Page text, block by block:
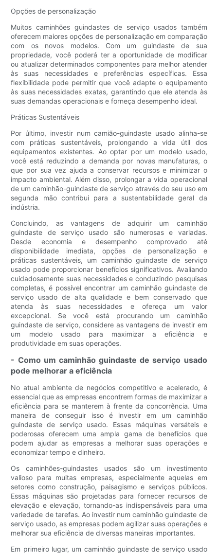
Opções de personalização
Muitos caminhões guindastes de serviço usados ​​também
oferecem maiores opções de personalização em comparação
com os novos modelos. Com um guindaste de sua
propriedade, você poderá ter a oportunidade de modificar
ou atualizar determinados componentes para melhor atender
às suas necessidades e preferências específicas. Essa
flexibilidade pode permitir que você adapte o equipamento
às suas necessidades exatas, garantindo que ele atenda às
suas demandas operacionais e forneça desempenho ideal.
Práticas Sustentáveis
Por último, investir num camião-guindaste usado alinha-se
com práticas sustentáveis, prolongando a vida útil dos
equipamentos existentes. Ao optar por um modelo usado,
você está reduzindo a demanda por novas manufaturas, o
que por sua vez ajuda a conservar recursos e minimizar o
impacto ambiental. Além disso, prolongar a vida operacional
de um caminhão-guindaste de serviço através do seu uso em
segunda mão contribui para a sustentabilidade geral da
indústria.
Concluindo, as vantagens de adquirir um caminhão
guindaste de serviço usado são numerosas e variadas.
Desde economia e desempenho comprovado até
disponibilidade imediata, opções de personalização e
práticas sustentáveis, um caminhão guindaste de serviço
usado pode proporcionar benefícios significativos. Avaliando
cuidadosamente suas necessidades e conduzindo pesquisas
completas, é possível encontrar um caminhão guindaste de
serviço usado de alta qualidade e bem conservado que
atenda às suas necessidades e ofereça um valor
excepcional. Se você está procurando um caminhão
guindaste de serviço, considere as vantagens de investir em
um modelo usado para maximizar a eficiência e
produtividade em suas operações.
- Como um caminhão guindaste de serviço usado
pode melhorar a eficiência
No atual ambiente de negócios competitivo e acelerado, é
essencial que as empresas encontrem formas de maximizar a
eficiência para se manterem à frente da concorrência. Uma
maneira de conseguir isso é investir em um caminhão
guindaste de serviço usado. Essas máquinas versáteis e
poderosas oferecem uma ampla gama de benefícios que
podem ajudar as empresas a melhorar suas operações e
economizar tempo e dinheiro.
Os caminhões-guindastes usados ​​são um investimento
valioso para muitas empresas, especialmente aquelas em
setores como construção, paisagismo e serviços públicos.
Essas máquinas são projetadas para fornecer recursos de
elevação e elevação, tornando-as indispensáveis ​​para uma
variedade de tarefas. Ao investir num caminhão guindaste de
serviço usado, as empresas podem agilizar suas operações e
melhorar sua eficiência de diversas maneiras importantes.
Em primeiro lugar, um caminhão guindaste de serviço usado